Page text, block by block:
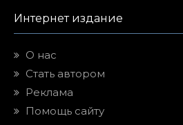
Интернет издание
О нас
Стать автором
Реклама
Помощь сайту